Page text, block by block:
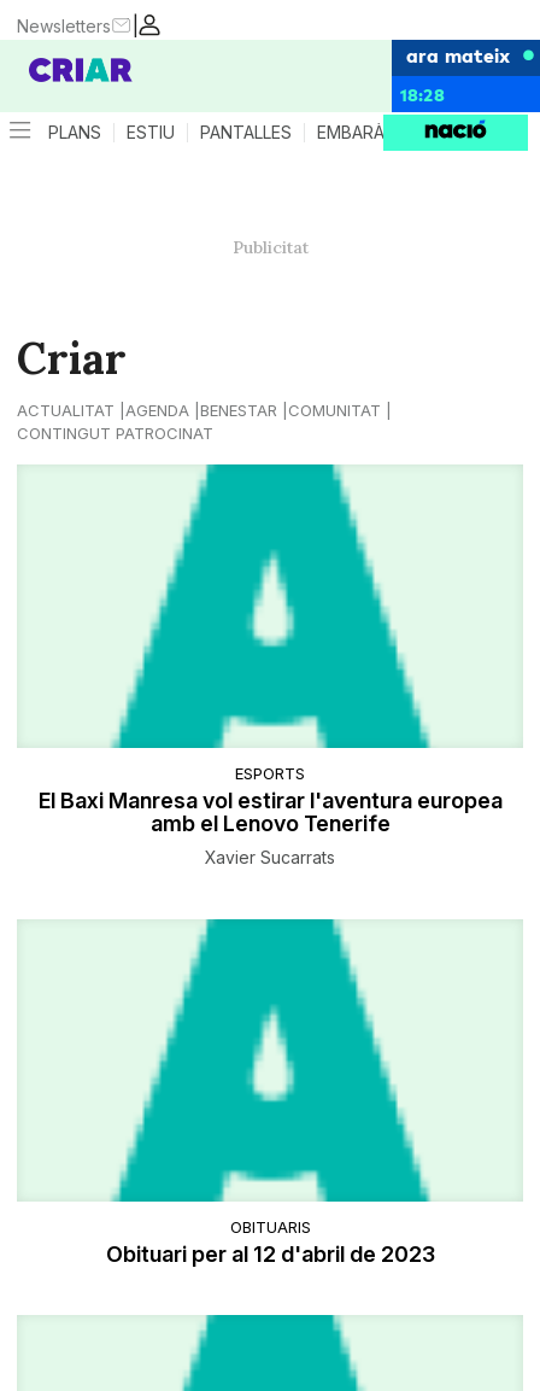
|
Newsletters
ara mateix
18:28
PLANS ESTIU PANTALLES EMBARÀS CRIANÇA
Criar
ACTUALITAT AGENDA BENESTAR
COMUNITAT
CONTINGUT PATROCINAT
ESPORTS
El Baxi Manresa vol estirar l'aventura europea
amb el Lenovo Tenerife
Xavier Sucarrats
OBITUARIS
Obituari per al 12 d'abril de 2023